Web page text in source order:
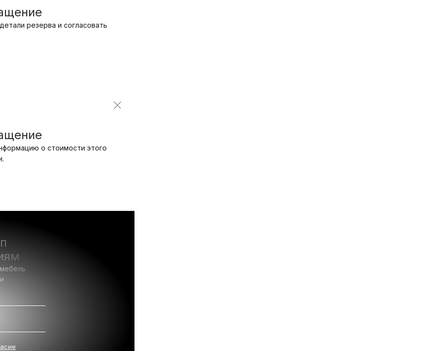
резерва и согласовать
о стоимости этого